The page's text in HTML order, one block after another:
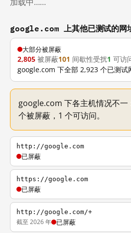
google.com 上其他已测试的网
大部分被屏蔽
2,805 被屏蔽101 间歇性受扰1 可访
google.com 下全部 2,923 个已测
google.com 下各主机情况不一
个被屏蔽，1 个可访问。
http://google.com
已屏蔽
https://google.com
已屏蔽
http://google.com/+
截至 2026 年 已屏蔽